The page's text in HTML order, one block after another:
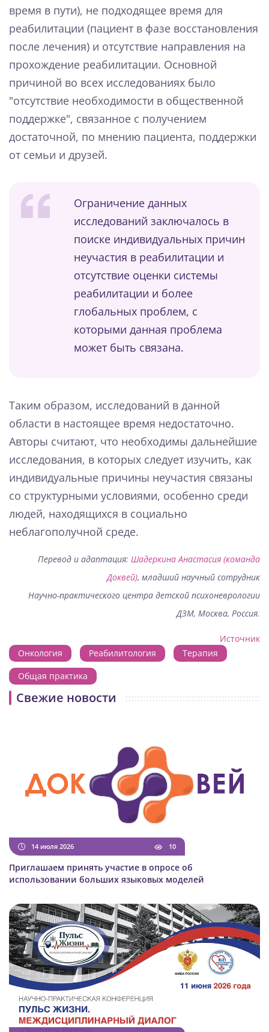
время в пути), не подходящее время для
реабилитации (пациент в фазе восстановления
после лечения) и отсутствие направления на
прохождение реабилитации. Основной
причиной во всех исследованиях было
"отсутствие необходимости в общественной
поддержке", связанное с получением
достаточной, по мнению пациента, поддержки
от семьи и друзей.
Ограничение данных
исследований заключалось в
поиске индивидуальных причин
неучастия в реабилитации и
отсутствие оценки системы
реабилитации и более
глобальных проблем, с
которыми данная проблема
может быть связана.
Таким образом, исследований в данной
области в настоящее время недостаточно.
Авторы считают, что необходимы дальнейшие
исследования, в которых следует изучить, как
индивидуальные причины неучастия связаны
со структурными условиями, особенно среди
людей, находящихся в социально
неблагополучной среде.
Перевод и адаптация: Шадеркина Анастасия (команда
Доквей), младший научный сотрудник
Научно-практического центра детской психоневрологии
ДЗМ, Москва, Россия.
Источник
Онкология
Реабилитология
Терапия
Общая практика
Свежие новости
14 июля 2026 10
Приглашаем принять участие в опросе об
использовании больших языковых моделей